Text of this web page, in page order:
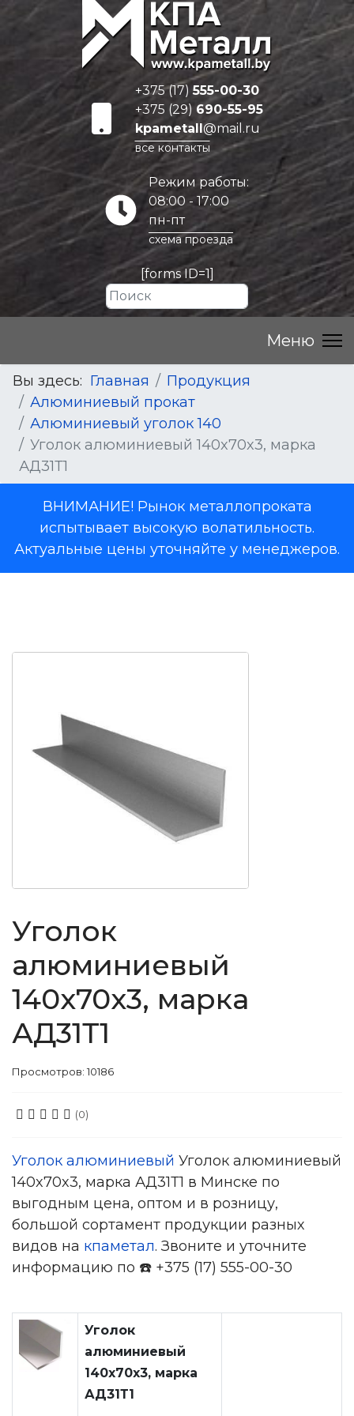
+375 (17)555-00-30
+375 (29) 690-55-95
kpametall@mail.ru
все контакты
Режим работы:
08:00 - 17:00
пн-пт
схема проезда
[forms ID=1]
Вы здесь: Главная
Продукция
Алюминиевый прокат
Алюминиевый уголок 140
Уголок алюминиевый 140x70x3, марка
АД31Т1
ВНИМАНИЕ! Рынок металлопроката
испытывает высокую волатильность.
Актуальные цены уточняйте у менеджеров.
Уголок
алюминиевый
140x70x3, марка
АД31Т1
Просмотров: 10186
(0)
Уголок алюминиевый Уголок алюминиевый
140x70x3, марка АД31Т1 в Минске по
выгодным цена, оптом и в розницу,
большой сортамент продукции разных
видов на кпаметал. Звоните и уточните
информацию по ☎️ +375 (17) 555-00-30
Уголок
алюминиевый
140x70x3, марка
АД31Т1